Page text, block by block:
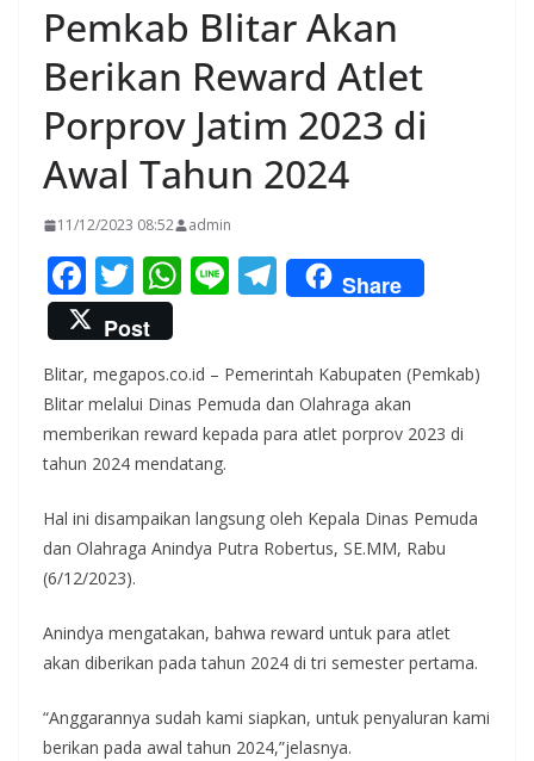
Pemkab Blitar Akan
Berikan Reward Atlet
Porprov Jatim 2023 di
Awal Tahun 2024
11/12/2023 08:52 admin
F
ac
e
b
o
o
k
T
w
itt
er
W
s
A
p
p
Li T
el
gr
a
Share
Post
Blitar, megapos.co.id – Pemerintah Kabupaten (Pemkab)
Blitar melalui Dinas Pemuda dan Olahraga akan
memberikan reward kepada para atlet porprov 2023 di
tahun 2024 mendatang.
Hal ini disampaikan langsung oleh Kepala Dinas Pemuda
dan Olahraga Anindya Putra Robertus, SE.MM, Rabu
(6/12/2023).
Anindya mengatakan, bahwa reward untuk para atlet
akan diberikan pada tahun 2024 di tri semester pertama.
“Anggarannya sudah kami siapkan, untuk penyaluran kami
berikan pada awal tahun 2024,”jelasnya.